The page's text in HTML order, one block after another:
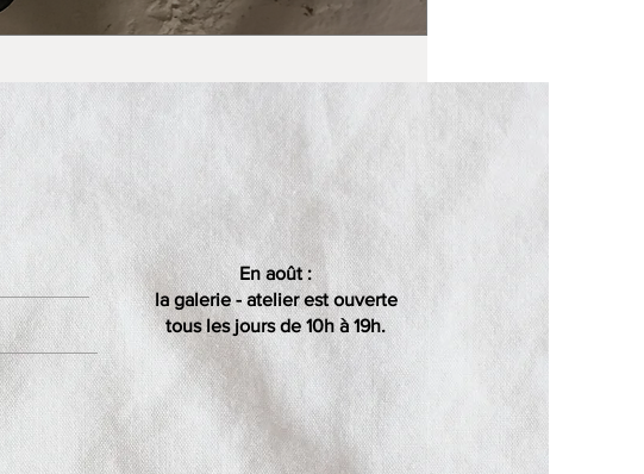
En août :
la galerie - atelier est ouverte
tous les jours de 10h à 19h.